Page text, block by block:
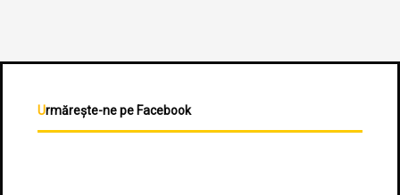
Urmărește-ne pe Facebook